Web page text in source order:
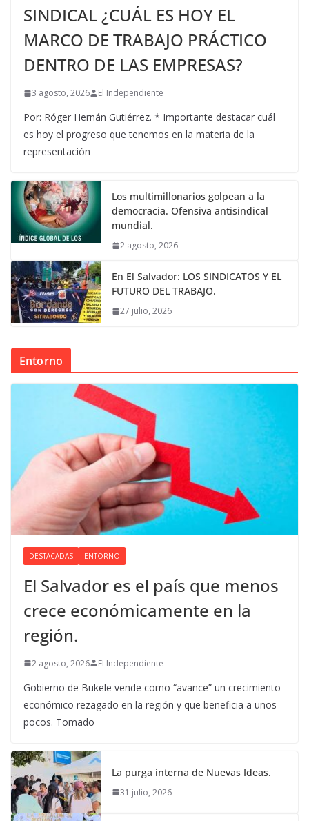
SINDICAL ¿CUÁL ES HOY EL
MARCO DE TRABAJO PRÁCTICO
DENTRO DE LAS EMPRESAS?
3 agosto, 2026 El Independiente
Por: Róger Hernán Gutiérrez. * Importante destacar cuál
es hoy el progreso que tenemos en la materia de la
representación
Los multimillonarios golpean a la
democracia. Ofensiva antisindical
mundial.
2 agosto, 2026
En El Salvador: LOS SINDICATOS Y EL
FUTURO DEL TRABAJO.
27 julio, 2026
Entorno
DESTACADAS ENTORNO
El Salvador es el país que menos
crece económicamente en la
región.
2 agosto, 2026 El Independiente
Gobierno de Bukele vende como “avance” un crecimiento
económico rezagado en la región y que beneficia a unos
pocos. Tomado
La purga interna de Nuevas Ideas.
31 julio, 2026